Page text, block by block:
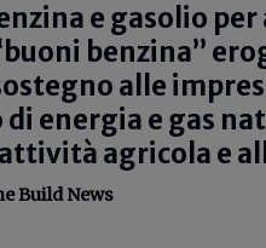
e gasolio
benzina”
alle
energia e gas
agricola e
Build News